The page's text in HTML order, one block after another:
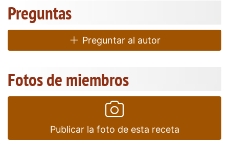
Preguntas
Preguntar al autor
Fotos de miembros
Publicar la foto de esta receta